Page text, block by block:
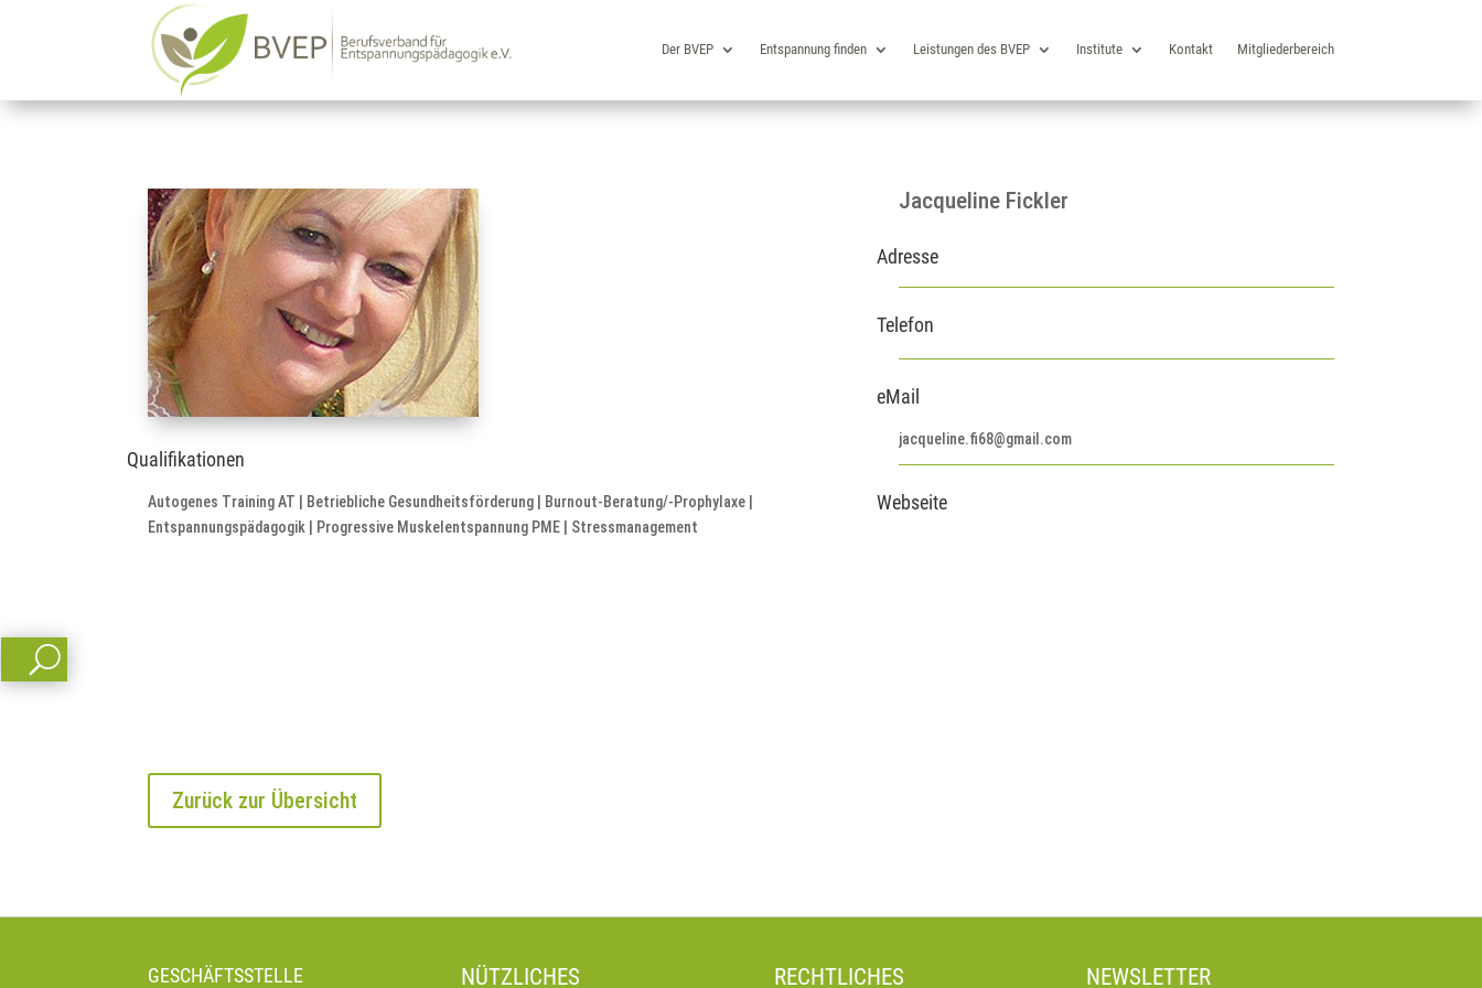
Der BVEP Entspannung finden Leistungen des BVEP Institute Kontakt Mitgliederbereich
Qualifikationen
Autogenes Training AT | Betriebliche Gesundheitsförderung | Burnout-Beratung/-Prophylaxe |
Entspannungspädagogik | Progressive Muskelentspannung PME | Stressmanagement
Jacqueline Fickler
Adresse
Telefon
eMail
jacqueline.fi68@gmail.com
Webseite
Zurück zur Übersicht
GESCHÄFTSSTELLE NÜTZLICHES RECHTLICHES
U
NEWSLETTER